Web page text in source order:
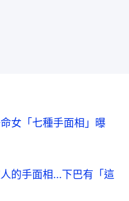
女「七種手面相」曝
的手面相...下巴有「這